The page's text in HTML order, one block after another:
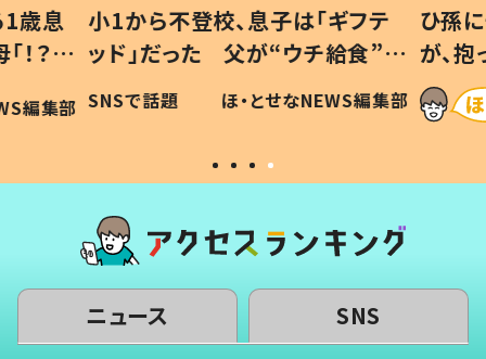
歳息
？」
編集部
小1から不登校、息子は「ギフテ
ッド」だった 父が“ウチ給食”を
作り続ける理由とは #令和の親
#令和の子
SNSで話題 ほ・とせなNEWS編集部
ひ孫
が、
「涙
い」
ニュース SNS